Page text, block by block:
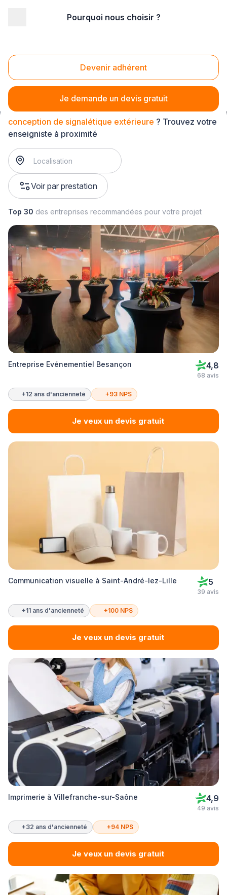
Pourquoi nous choisir ?
Devenir adhérent
Je demande un devis gratuit
Conception de signalétique extérieure
conception de signalétique extérieure ? Trouvez votre
enseigniste à proximité
Voir par prestation
Top 30 des entreprises recommandées pour votre projet
Entreprise Evénementiel Besançon 4,8
68 avis
+12 ans d'ancienneté +93 NPS
Je veux un devis gratuit
Communication visuelle à Saint-André-lez-Lille 5
39 avis
+11 ans d'ancienneté +100 NPS
Je veux un devis gratuit
Imprimerie à Villefranche-sur-Saône 4,9
49 avis
+32 ans d'ancienneté +94 NPS
Je veux un devis gratuit